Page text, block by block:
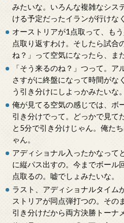
みたいな。いろんな複雑なシス
ける予定だったイランが行けな
オーストリアが1点取って、も
点取り返すわけ。そしたら試合
ね？」って空気になったら、ま
「そう来るのね？」つって。ア
さすがに終盤になって時間がな
う引き分けにしよっかみたいな。
俺が見てる空気の感じでは、ボ
引き分けでって。どっかで見て
と5分で引き分けじゃん。俺た
ゃん。
アディショナル入ったかなって
に縦パス出すの。今までボール
点取るの。嘘でしょみたいな。
ラスト、アディショナルタイム
ストリアが同点弾打つの。その
引き分けだから両方決勝トーナ